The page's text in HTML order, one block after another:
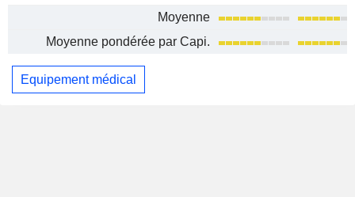
Moyenne
Moyenne pondérée par Capi.
Equipement médical